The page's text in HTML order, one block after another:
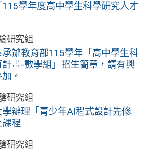
115學年度高中學生科學研究人才
研究組
辦教育部115學年「高中學生科
畫-數學組」招生簡章，請有興
。
研究組
辦理「青少年AI程式設計先修
程
研究組